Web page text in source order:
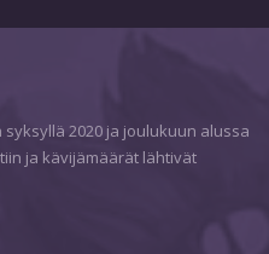
2020 ja joulukuun alussa
ja kävijämäärät lähtivät